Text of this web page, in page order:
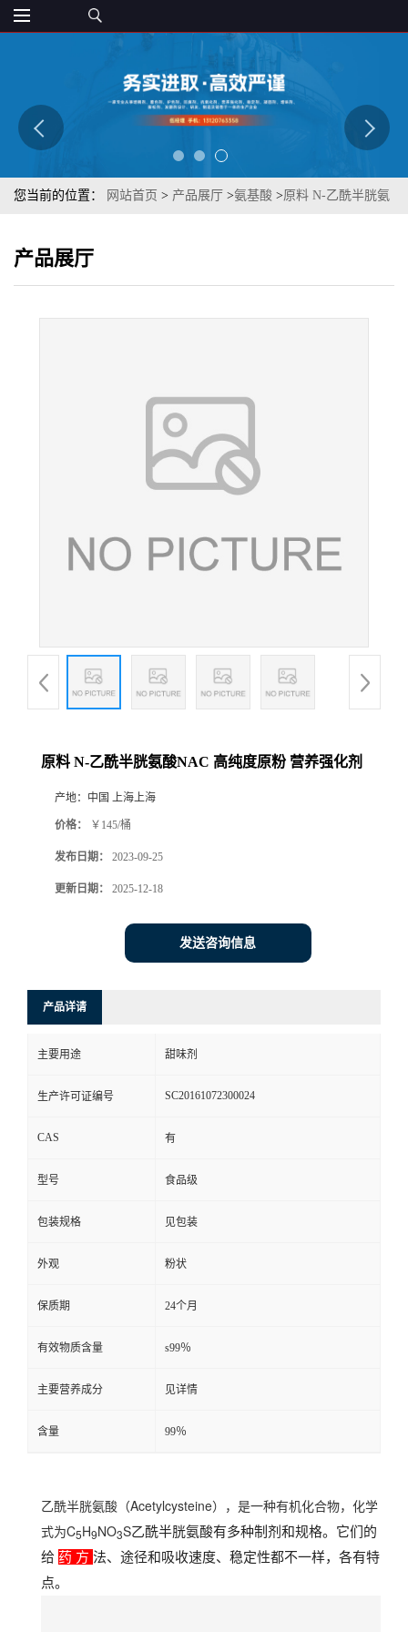
您当前的位置： 网站首页 > 产品展厅 >氨基酸 >原料 N-乙酰半胱氨
产品展厅
原料 N-乙酰半胱氨酸NAC 高纯度原粉 营养强化剂
产地： 中国 上海上海
价格： ￥145/桶
发布日期： 2023-09-25
更新日期： 2025-12-18
发送咨询信息
产品详请
主要用途 甜味剂
生产许可证编号 SC20161072300024
CAS 有
型号 食品级
包装规格 见包装
外观 粉状
保质期 24个月
有效物质含量 s99％
主要营养成分 见详情
含量 99％
乙酰半胱氨酸（Acetylcysteine），是一种有机化合物，化学
式为C5H9NO3S乙酰半胱氨酸有多种制剂和规格。它们的
给 药 方 法、途径和吸收速度、稳定性都不一样，各有特
点。